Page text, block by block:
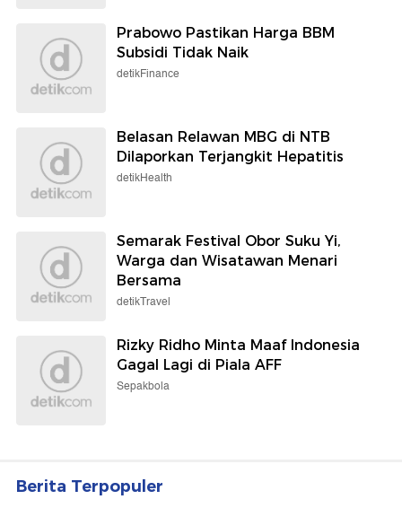
Prabowo Pastikan Harga BBM
Subsidi Tidak Naik
detikFinance
Belasan Relawan MBG di NTB
Dilaporkan Terjangkit Hepatitis
detikHealth
Semarak Festival Obor Suku Yi,
Warga dan Wisatawan Menari
Bersama
detikTravel
Rizky Ridho Minta Maaf Indonesia
Gagal Lagi di Piala AFF
Sepakbola
Berita Terpopuler